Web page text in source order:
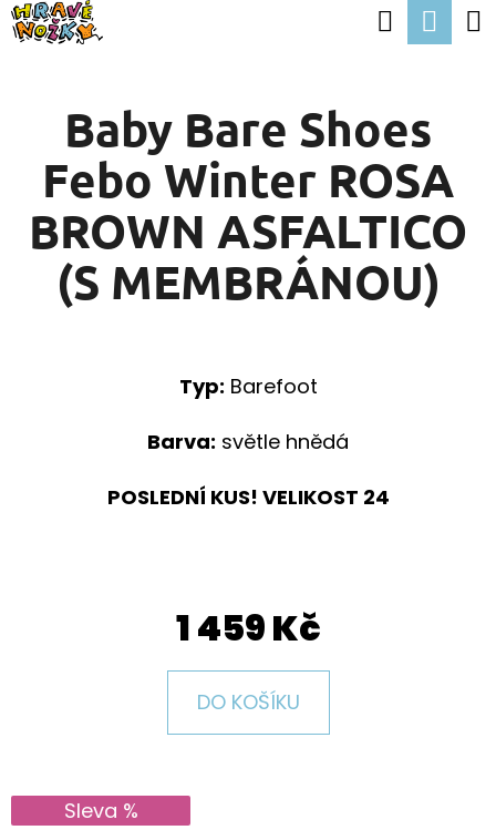
Přejít
Hledat
Baby Bare Shoes
Febo Winter ROSA
BROWN ASFALTICO
(S MEMBRÁNOU)
Typ: Barefoot
Barva: světle hnědá
POSLEDNÍ KUS! VELIKOST 24
1 459 Kč
DO KOŠÍKU
Sleva %
K
O
Zpět
Zpět
O
?